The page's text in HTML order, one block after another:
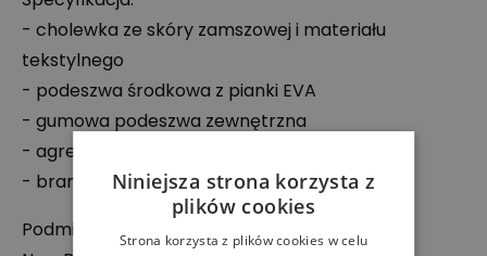
- cholewka ze skóry zamszowej i materiału
tekstylnego
- podeszwa środkowa z pianki EVA
- gumowa podeszwa zewnętrzna
- agresywny bieżnik
- branding producenta
Podmiot odpowiedzialny:
Niniejsza strona korzysta z
plików cookies
Strona korzysta z plików cookies w celu